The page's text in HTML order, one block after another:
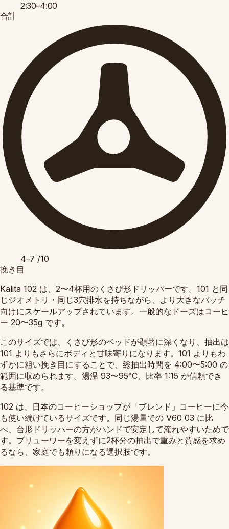
2:30–4:00
合計
4–7 /10
挽き目
Kalita 102 は、2〜4杯用のくさび形ドリッパーです。101 と同
じジオメトリ・同じ3穴排水を持ちながら、より大きなバッチ
向けにスケールアップされています。一般的なドーズはコーヒ
ー 20〜35g です。
このサイズでは、くさび形のベッドが顕著に深くなり、抽出は
101 よりもさらにボディと甘味寄りになります。101 よりもわ
ずかに粗い挽き目にすることで、総抽出時間を 4:00〜5:00 の
範囲に収められます。湯温 93〜95°C、比率 1:15 が信頼でき
る基準です。
102 は、日本のコーヒーショップが「ブレンド」コーヒーに今
も使い続けているサイズです。同じ湯量での V60 03 に比
べ、台形ドリッパーの方がハンドで安定して淹れやすいためで
す。ブリューワーを変えずに2杯分の抽出で重みと質感を求め
るなら、家庭でも頼りになる選択肢です。